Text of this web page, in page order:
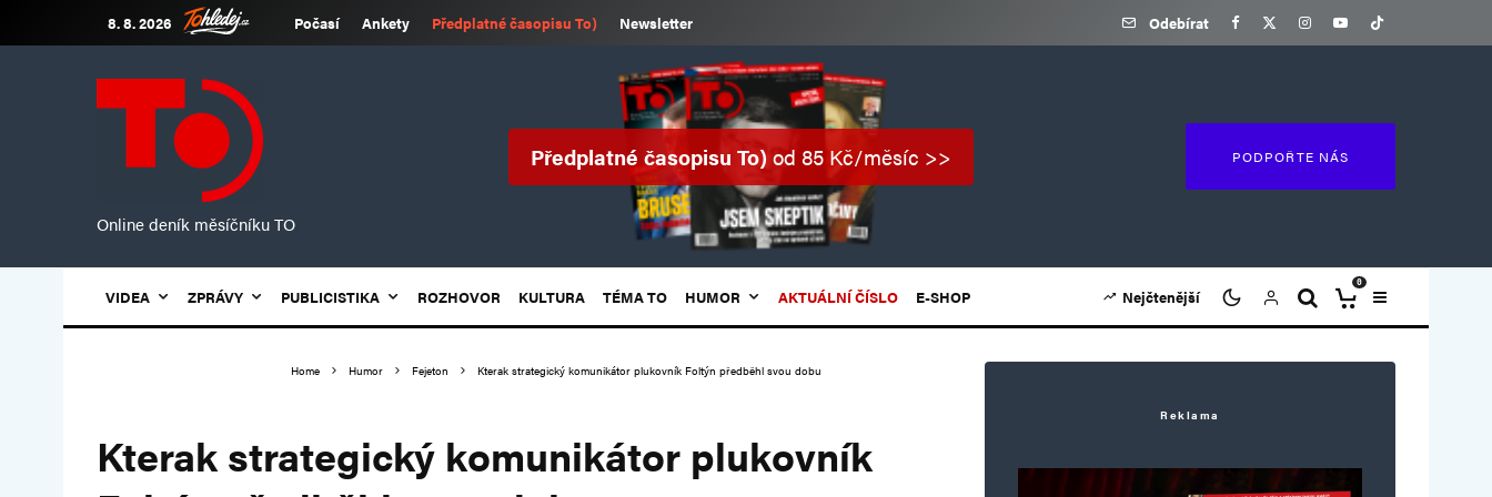
8. 8. 2026 Počasí Ankety Předplatné časopisu To) Newsletter Odebírat
Online deník měsíčníku TO
Předplatné časopisu To)od 85 Kč/měsíc >> PODPOŘTE NÁS
VIDEA ZPRÁVY PUBLICISTIKA ROZHOVOR KULTURA TÉMA TO HUMOR AKTUÁLNÍ ČÍSLO E-SHOP Nejčtenější
0
Home Humor Fejeton Kterak strategický komunikátor plukovník Foltýn předběhl svou dobu
Kterak strategický komunikátor plukovník
Reklama